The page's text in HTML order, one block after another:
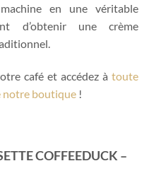
en une véritable
d’obtenir une crème
café et accédez à toute
notre boutique !
COFFEEDUCK –